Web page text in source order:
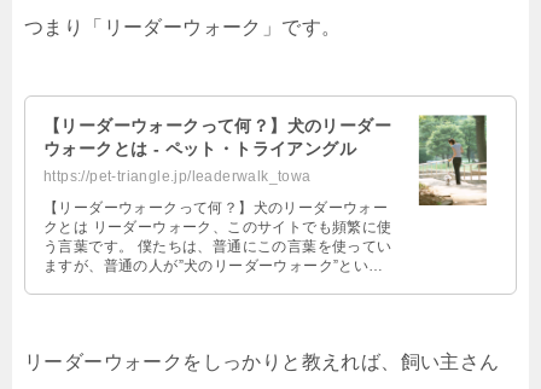
つまり「リーダーウォーク」です。
【リーダーウォークって何？】犬のリーダー
ウォークとは - ペット・トライアングル
https://pet-triangle.jp/leaderwalk_towa
【リーダーウォークって何？】犬のリーダーウォー
クとは リーダーウォーク、このサイトでも頻繁に使
う言葉です。 僕たちは、普通にこの言葉を使ってい
ますが、普通の人が”犬のリーダーウォーク”といっ
リーダーウォークをしっかりと教えれば、飼い主さん